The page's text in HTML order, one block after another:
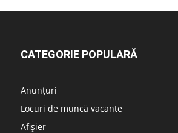
CATEGORIE POPULARĂ
Anunțuri
Locuri de muncă vacante
Afișier